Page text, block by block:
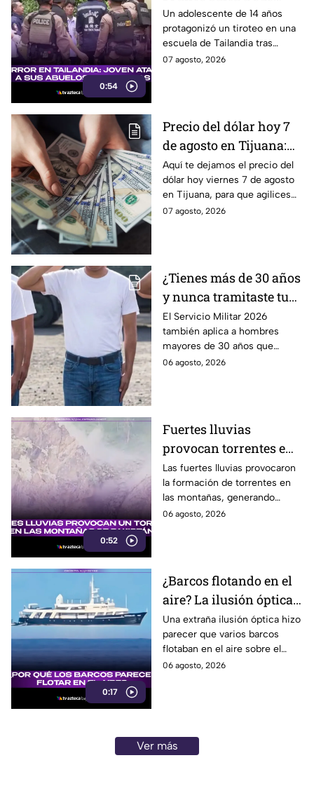
0:54
abuelos y luego tirotea
su escuela, dejando
siete muertos y 15
heridos
Un adolescente de 14 años
protagonizó un tiroteo en una
escuela de Tailandia tras
presuntamente atacar primero
07 agosto, 2026
Precio del dólar hoy 7
de agosto en Tijuana:
¿sigue perdiendo
fuerza este viernes?
Aquí te dejamos el precio del
dólar hoy viernes 7 de agosto
en Tijuana, para que agilices
tus cambios, compras y
07 agosto, 2026
¿Tienes más de 30 años
y nunca tramitaste tu
cartilla militar? Te
pueden llamar para
hacer servicio en Baja
California
El Servicio Militar 2026
también aplica a hombres
mayores de 30 años que
nunca tramitaron su cartilla. Te
06 agosto, 2026
0:52
Fuertes lluvias
provocan torrentes e
inundaciones en una
región montañosa
Las fuertes lluvias provocaron
la formación de torrentes en
las montañas, generando
inundaciones y afectaciones
06 agosto, 2026
0:17
¿Barcos flotando en el
aire? La ilusión óptica
que sorprendió a
usuarios en redes
sociales
Una extraña ilusión óptica hizo
parecer que varios barcos
flotaban en el aire sobre el
mar, pero el fenómeno fue
06 agosto, 2026
Ver más